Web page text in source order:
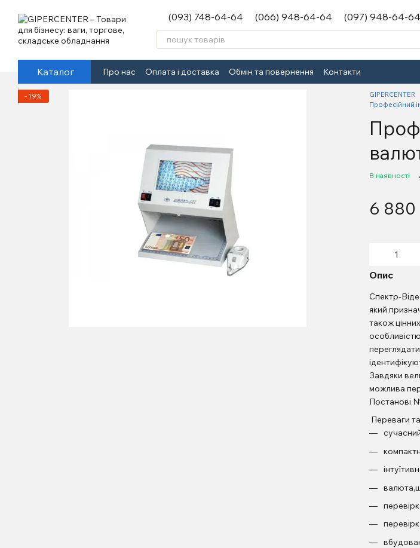
(093) 748-64-64 (066) 948-64-64 (097) 948-64-64
Каталог Про нас Оплата і доставка Обмін та повернення Контакти
−19% GIPERCENTER
Професійний
В наявності
6 880
Опис
Спектр-
який
також
Завдяки
можлива
Постанові